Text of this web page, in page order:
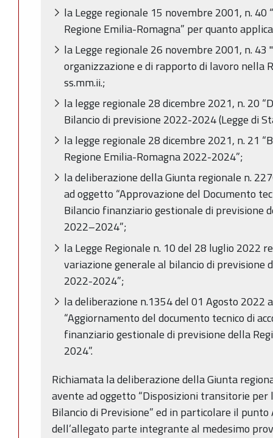
la Legge regionale 15 novembre 2001, n.
Regione Emilia-Romagna” per quanto
la Legge regionale 26 novembre 2001, n. 43
organizzazione e di rapporto di lavoro nella
ss.mm.ii.;
la legge regionale 28 dicembre 2021, n. 20
Bilancio di previsione 2022-2024 (Legge di
la legge regionale 28 dicembre 2021, n. 21
Regione Emilia-Romagna 2022-2024”;
la deliberazione della Giunta regionale n.
ad oggetto “Approvazione del Documento
Bilancio finanziario gestionale di previsione
2022–2024”;
la Legge Regionale n. 10 del 28 luglio 2022
variazione generale al bilancio di previsione
2022-2024”;
la deliberazione n.1354 del 01 Agosto 2022
“Aggiornamento del documento tecnico di
finanziario gestionale di previsione della
2024”.
Richiamata la deliberazione della Giunta
avente ad oggetto “Disposizioni transitorie
Bilancio di Previsione” ed in particolare il
dell’allegato parte integrante al medesimo